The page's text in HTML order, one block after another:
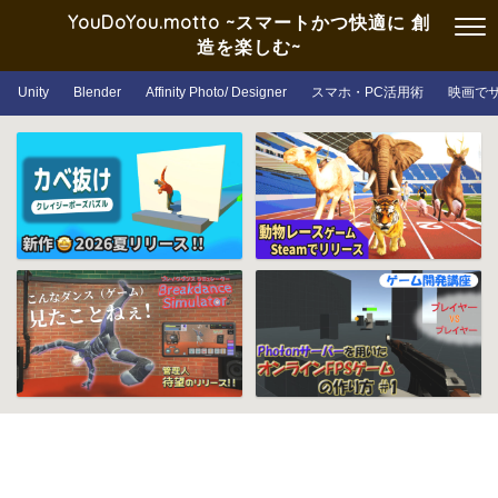
YouDoYou.motto ~スマートかつ快適に 創
造を楽しむ~
Unity Blender Affinity Photo/ Designer スマホ・PC活用術 映画で